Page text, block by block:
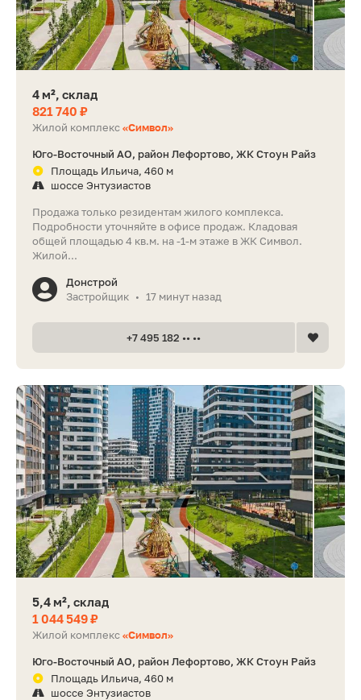
4 м², склад
821 740 ₽
Жилой комплекс«Символ»
Юго-Восточный АО, район Лефортово, ЖК Стоун Райз
Площадь Ильича, 460 м
шоссе Энтузиастов
Продажа только резидентам жилого комплекса.
Подробности уточняйте в офисе продаж. Кладовая
общей площадью 4 кв.м. на -1-м этаже в ЖК Символ.
Жилой...
Донстрой
Застройщик • 17 минут назад
+7 495 182 •• ••
5,4 м², склад
1 044 549 ₽
Жилой комплекс«Символ»
Юго-Восточный АО, район Лефортово, ЖК Стоун Райз
Площадь Ильича, 460 м
шоссе Энтузиастов